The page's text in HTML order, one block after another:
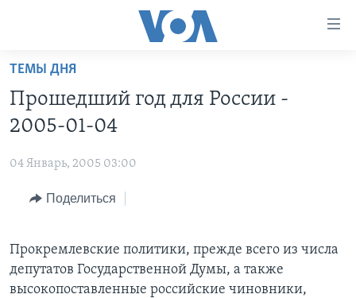
Перейти
основной
контент
навигации
поиск
ПРОГРАММЫ
НОВОСТИ ЗА МИНУТУ
ИТОГИ
ДИСКУССИЯ VOA
ДЕТАЛИ
УЧИМ АНГЛИЙСКИЙ
НАША АМЕРИКАНСКАЯ ИСТОРИЯ
АРТЕФАКТЫ
АМЕРИКАНСКИЕ ГОРОДКИ
ЭКСПЕРТИЗА
ИНТЕРВЬЮ
ЗА СВОБОДУ ПРЕССЫ
УЧИМ АНГЛИЙСКИЙ
ТЕМЫ ДНЯ
Прошедший год для России -
2005-01-04
04 Январь, 2005 03:00
Поделиться
Прокремлевские политики, прежде всего из числа
депутатов Государственной Думы, а также
высокопоставленные российские чиновники,